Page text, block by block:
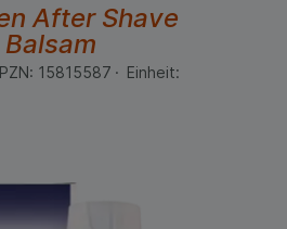
After Shave
Balsam
PZN: 15815587
Einheit: